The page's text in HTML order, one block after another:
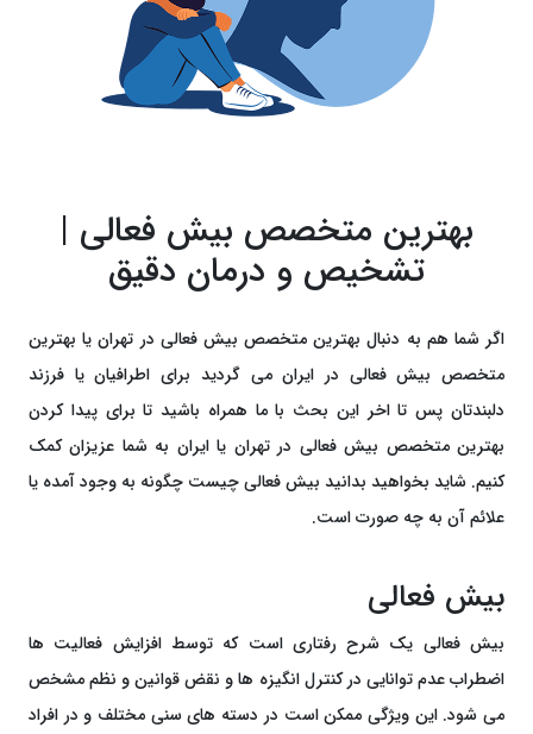
بهترین متخصص بیش فعالی |
تشخیص و درمان دقیق
اگر شما هم به دنبال بهترین متخصص بیش فعالی در تهران یا بهترین
متخصص بیش فعالی در ایران می گردید برای اطرافیان یا فرزند
دلبندتان پس تا اخر این بحث با ما همراه باشید تا برای پیدا کردن
بهترین متخصص بیش فعالی در تهران یا ایران به شما عزیزان کمک
کنیم. شاید بخواهید بدانید بیش فعالی چیست چگونه به وجود آمده یا
علائم آن به چه صورت است.
بیش فعالی
بیش فعالی یک شرح رفتاری است که توسط افزایش فعالیت ها
اضطراب عدم توانایی در کنترل انگیزه ها و نقض قوانین و نظم مشخص
می شود. این ویژگی ممکن است در دسته های سنی مختلف و در افراد